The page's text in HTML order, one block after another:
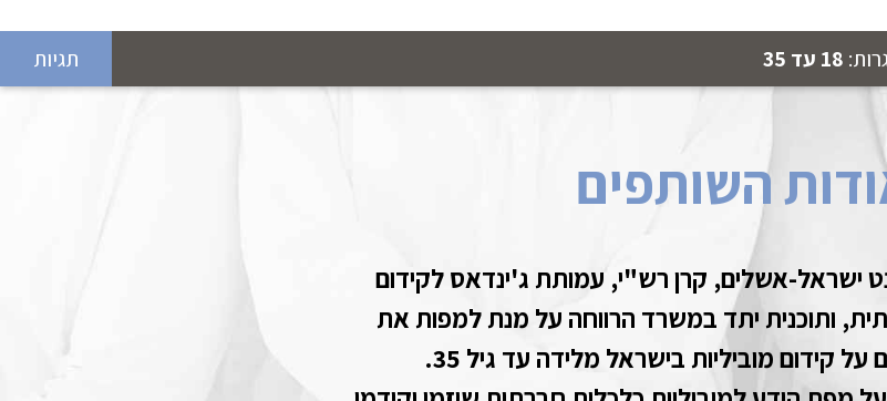
18 עד 35 תגיות
השותפים
ג'וינט ישראל-אשלים, קרן רש"י, עמותת ג'ינדאס לקידום
ותוכנית יתד במשרד הרווחה על מנת למפות את
קידום מוביליות בישראל מלידה עד גיל 35.